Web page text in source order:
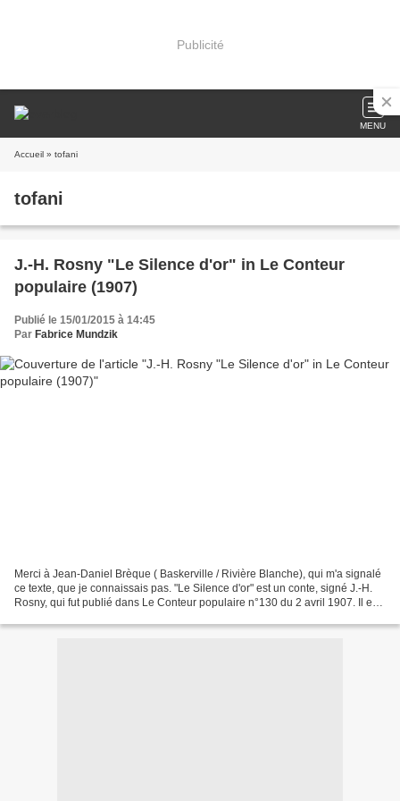
Publicité
MENU
Accueil » tofani
tofani
J.-H. Rosny "Le Silence d'or" in Le Conteur
populaire (1907)
Publié le 15/01/2015 à 14:45
Par Fabrice Mundzik
Merci à Jean-Daniel Brèque ( Baskerville / Rivière Blanche), qui m'a signalé
ce texte, que je connaissais pas. "Le Silence d'or" est un conte, signé J.-H.
Rosny, qui fut publié dans Le Conteur populaire n°130 du 2 avril 1907. Il est